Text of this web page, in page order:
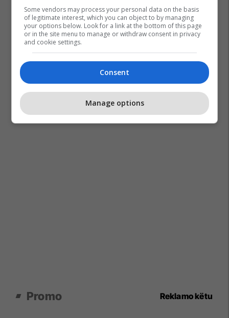
Promo Reklamo këtu
Some vendors may process your personal data on the basis
of legitimate interest, which you can object to by managing
your options below. Look for a link at the bottom of this page
or in the site menu to manage or withdraw consent in privacy
and cookie settings.
Consent
Manage options